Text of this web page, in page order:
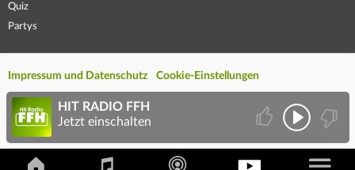
Quiz
Partys
Impressum und Datenschutz Cookie-Einstellungen
HIT RADIO FFH
Jetzt einschalten